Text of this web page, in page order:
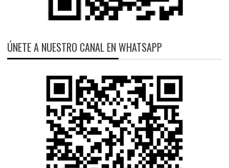
ÚNETE A NUESTRO CANAL EN WHATSAPP